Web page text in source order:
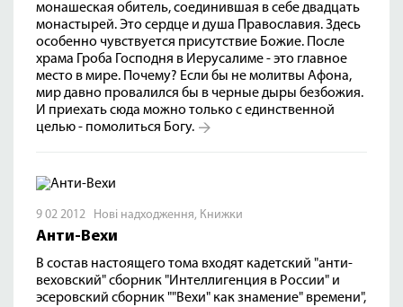
монашеская обитель, соединившая в себе двадцать
монастырей. Это сердце и душа Православия. Здесь
особенно чувствуется присутствие Божие. После
храма Гроба Господня в Иерусалиме - это главное
место в мире. Почему? Если бы не молитвы Афона,
мир давно провалился бы в черные дыры безбожия.
И приехать сюда можно только с единственной
целью - помолиться Богу.
9 02 2012 Нові надходження, Книжки
Анти-Вехи
В состав настоящего тома входят кадетский "анти-
веховский" сборник "Интеллигенция в России" и
эсеровский сборник ""Вехи" как знамение" времени",